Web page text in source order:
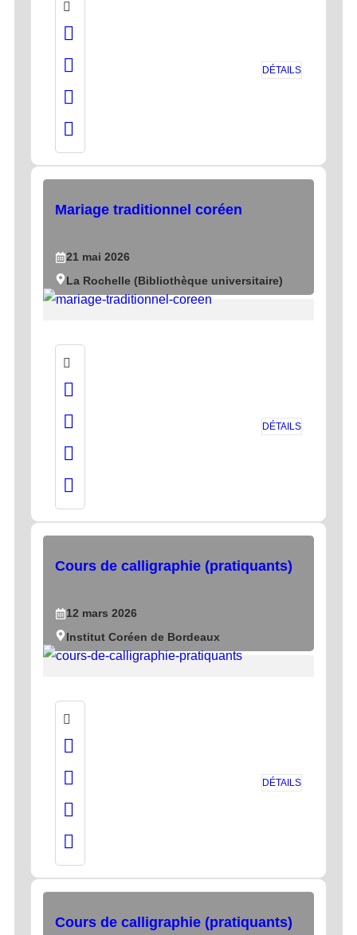
DÉTAILS
Mariage traditionnel coréen
21 mai 2026
La Rochelle (Bibliothèque universitaire)
DÉTAILS
Cours de calligraphie (pratiquants)
12 mars 2026
Institut Coréen de Bordeaux
DÉTAILS
Cours de calligraphie (pratiquants)